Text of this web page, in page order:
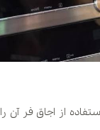
از اجاق فر آن را